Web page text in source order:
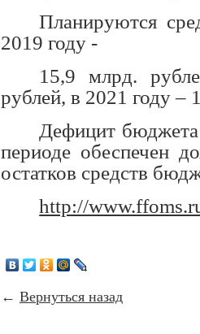
Планируются
2019 году -
15,9 млрд.
рублей, в 2021 году –
Дефицит
периоде обеспечен
остатков средств
http://
← Вернуться назад